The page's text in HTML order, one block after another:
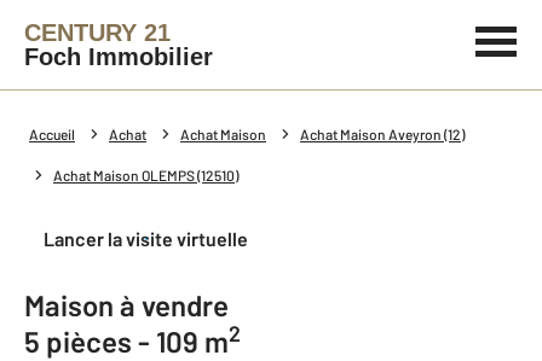
CENTURY 21
Foch Immobilier
Accueil Achat Achat Maison Achat Maison Aveyron (12)
Achat Maison OLEMPS (12510)
Lancer la visite virtuelle
Maison à vendre
5 pièces - 109 m2